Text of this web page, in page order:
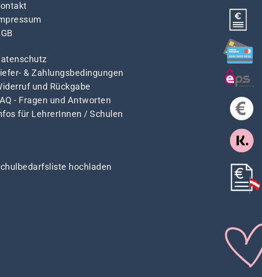
& Zahlungsbedingungen
und Rückgabe
- Fragen und Antworten
für LehrerInnen / Schulen
hochladen